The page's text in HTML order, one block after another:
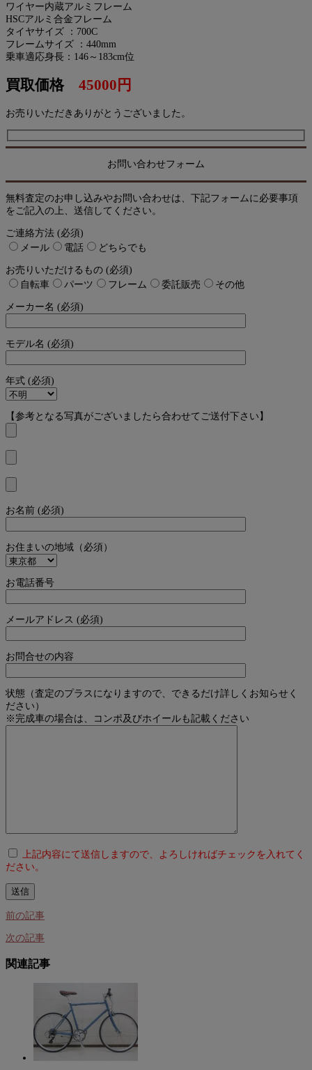
ワイヤー内蔵アルミフレーム
HSCアルミ合金フレーム
タイヤサイズ ：700C
フレームサイズ ：440mm
乗車適応身長：146～183cm位
買取価格 45000円
お売りいただきありがとうございました。
お問い合わせフォーム
無料査定のお申し込みやお問い合わせは、下記フォームに必要事項
をご記入の上、送信してください。
ご連絡方法 (必須)
メール
電話 どちらでも
お売りいただけるもの (必須)
自転車
パーツ フレーム 委託販売 その他
メーカー名 (必須)
モデル名 (必須)
年式 (必須)
【参考となる写真がございましたら合わせてご送付下さい】
お名前 (必須)
お住まいの地域（必須）
お電話番号
メールアドレス (必須)
お問合せの内容
状態（査定のプラスになりますので、できるだけ詳しくお知らせく
ださい）
※完成車の場合は、コンポ及びホイールも記載ください
上記内容にて送信しますので、よろしければチェックを入れてく
ださい。
前の記事
次の記事
関連記事